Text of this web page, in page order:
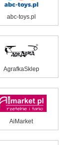
abc-toys.pl
AgrafkaSklep
AiMarket